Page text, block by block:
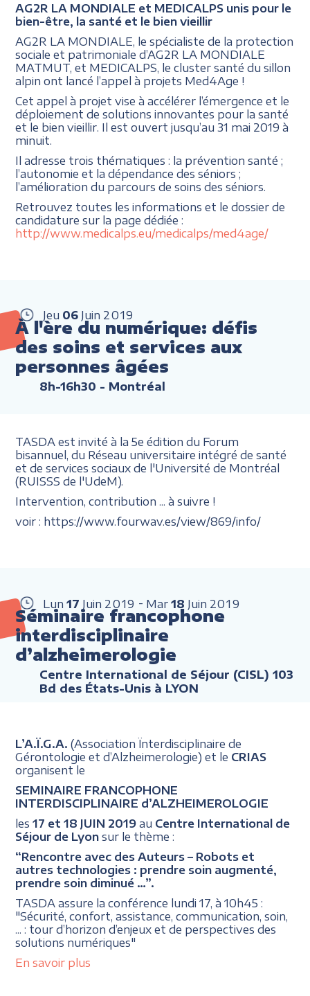
AG2R LA MONDIALE et MEDICALPS unis pour le
bien-être, la santé et le bien vieillir
AG2R LA MONDIALE, le spécialiste de la protection
sociale et patrimoniale d’AG2R LA MONDIALE
MATMUT, et MEDICALPS, le cluster santé du sillon
alpin ont lancé l’appel à projets Med4Age !
Cet appel à projet vise à accélérer l’émergence et le
déploiement de solutions innovantes pour la santé
et le bien vieillir. Il est ouvert jusqu’au 31 mai 2019 à
minuit.
Il adresse trois thématiques : la prévention santé ;
l’autonomie et la dépendance des séniors ;
l’amélioration du parcours de soins des séniors.
Retrouvez toutes les informations et le dossier de
candidature sur la page dédiée :
http://www.medicalps.eu/medicalps/med4age/
Jeu 06 Juin 2019
À l'ère du numérique: défis
des soins et services aux
personnes âgées
8h-16h30 - Montréal
TASDA est invité à la 5e édition du Forum
bisannuel, du Réseau universitaire intégré de santé
et de services sociaux de l'Université de Montréal
(RUISSS de l'UdeM).
Intervention, contribution ... à suivre !
voir : https://www.fourwav.es/view/869/info/
Lun 17 Juin 2019 Mar 18 Juin 2019
Séminaire francophone
interdisciplinaire
d’alzheimerologie
Centre International de Séjour (CISL) 103
Bd des États-Unis à LYON
L’A.Ï.G.A. (Association Ïnterdisciplinaire de
Gérontologie et d’Alzheimerologie) et le CRIAS
organisent le
SEMINAIRE FRANCOPHONE
INTERDISCIPLINAIRE d’ALZHEIMEROLOGIE
les17 et 18 JUIN 2019au Centre International de
Séjour de Lyon sur le thème :
“Rencontre avec des Auteurs – Robots et
autres technologies : prendre soin augmenté,
prendre soin diminué …”.
TASDA assure la conférence lundi 17, à 10h45 :
"Sécurité, confort, assistance, communication, soin,
... : tour d’horizon d’enjeux et de perspectives des
solutions numériques"
En savoir plus